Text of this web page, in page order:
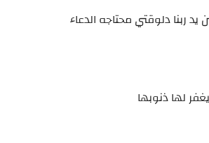
ربنا دلوقتي محتاجه الدعاء
لها ذنوبها